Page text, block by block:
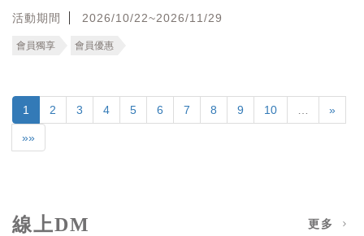
活動期間 2026/10/22~2026/11/29
會員獨享 會員優惠
1 2 3 4 5 6 7 8 9 10 »
»»
線上DM 更多